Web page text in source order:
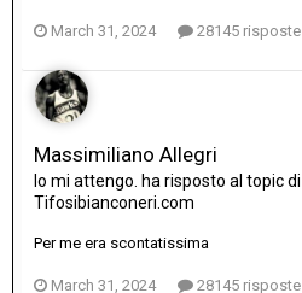
March 31, 2024 28145 risposte
Massimiliano Allegri
Io mi attengo. ha risposto al topic di
Tifosibianconeri.com
Per me era scontatissima
March 31, 2024 28145 risposte